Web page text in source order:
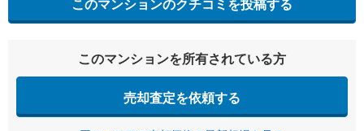
このマンションを所有されている方
売却査定を依頼する